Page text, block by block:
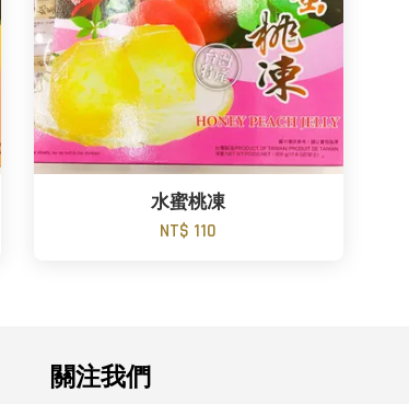
水蜜桃凍
NT$ 110
關注我們